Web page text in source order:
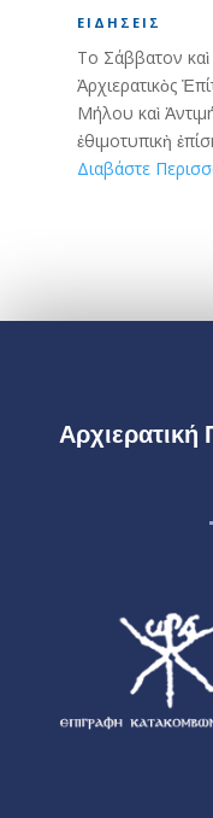
ΕΙΔΉΣΕΙΣ
Το Σάββατον
Ἀρχιερατικὸς
Μήλου καὶ
ἐθιμοτυπικὴ
Διαβάστε
Αρχιερατική